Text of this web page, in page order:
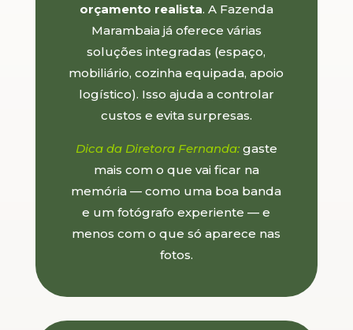
orçamento realista. A Fazenda
Marambaia já oferece várias
soluções integradas (espaço,
mobiliário, cozinha equipada, apoio
logístico). Isso ajuda a controlar
custos e evita surpresas.
Dica da Diretora Fernanda:gaste
mais com o que vai ficar na
memória — como uma boa banda
e um fotógrafo experiente — e
menos com o que só aparece nas
fotos.